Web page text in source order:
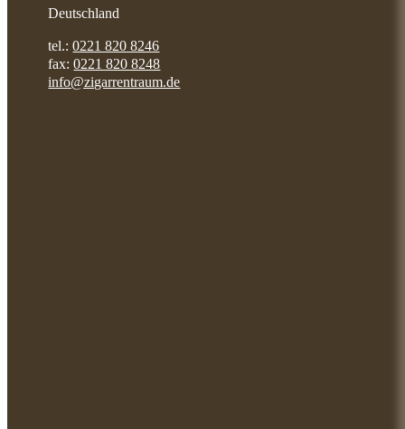
Deutschland
tel.:0221 820 8246
fax:0221 820 8248
info@zigarrentraum.de